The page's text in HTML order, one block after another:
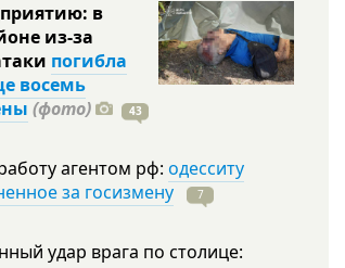
в
из-за
погибла
восемь
(фото) 43
агентом рф: одесситу
за госизмену
7
удар врага по столице: